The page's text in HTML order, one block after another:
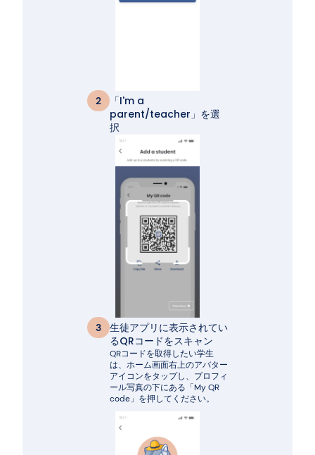
2
「I'm a
parent/teacher」を選
択
3
生徒アプリに表示されてい
るQRコードをスキャン
QRコードを取得したい学生
は、ホーム画面右上のアバター
アイコンをタップし、プロフィ
ール写真の下にある「My QR
code」を押してください。